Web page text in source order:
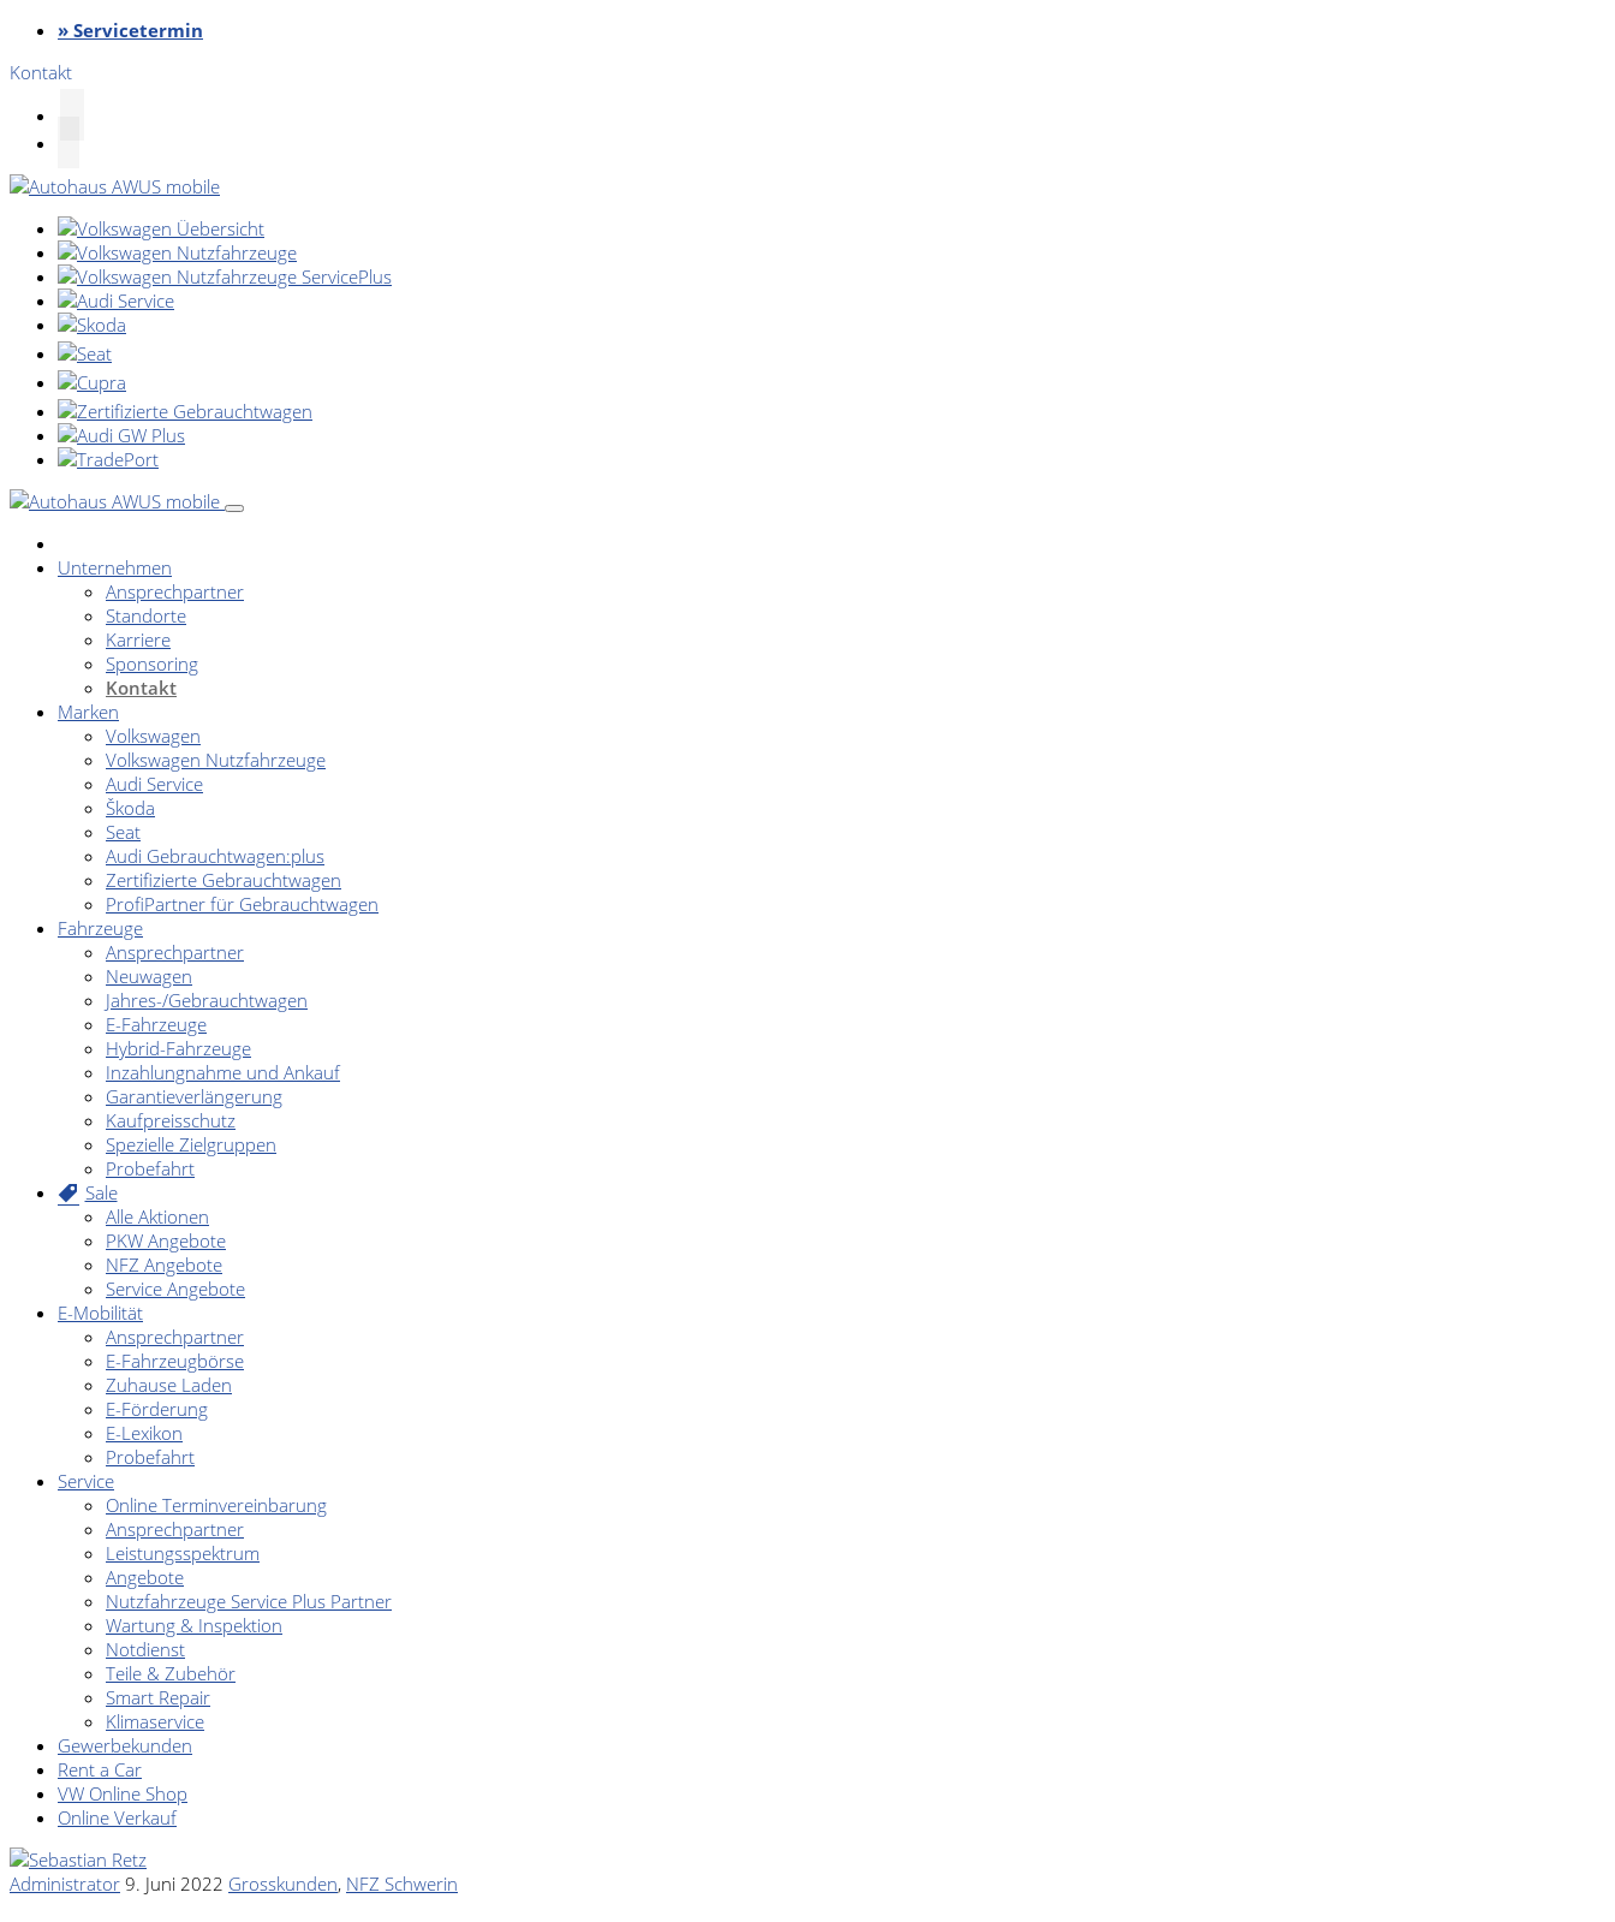
» Servicetermin
Kontakt
Unternehmen
Ansprechpartner
Standorte
Karriere
Sponsoring
Kontakt
Marken
Volkswagen
Volkswagen Nutzfahrzeuge
Audi Service
Škoda
Seat
Audi Gebrauchtwagen:plus
Zertifizierte Gebrauchtwagen
ProfiPartner für Gebrauchtwagen
Fahrzeuge
Ansprechpartner
Neuwagen
Jahres-/Gebrauchtwagen
E-Fahrzeuge
Hybrid-Fahrzeuge
Inzahlungnahme und Ankauf
Garantieverlängerung
Kaufpreisschutz
Spezielle Zielgruppen
Probefahrt
Sale
Alle Aktionen
PKW Angebote
NFZ Angebote
Service Angebote
E-Mobilität
Ansprechpartner
E-Fahrzeugbörse
Zuhause Laden
E-Förderung
E-Lexikon
Probefahrt
Service
Online Terminvereinbarung
Ansprechpartner
Leistungsspektrum
Angebote
Nutzfahrzeuge Service Plus Partner
Wartung & Inspektion
Notdienst
Teile & Zubehör
Smart Repair
Klimaservice
Gewerbekunden
Rent a Car
VW Online Shop
Online Verkauf
Administrator 9. Juni 2022 Grosskunden, NFZ Schwerin